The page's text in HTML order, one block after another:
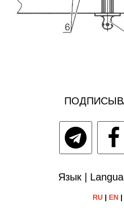
Язык |
RU| EN|